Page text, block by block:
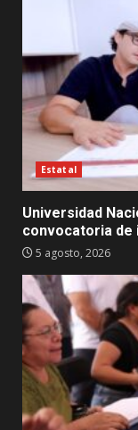
Estatal
Universidad
convocatoria de
5 agosto, 2026